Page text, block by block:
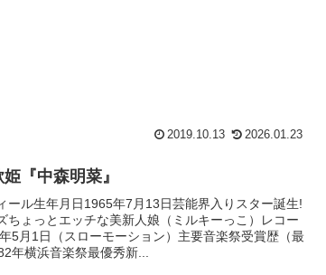
2019.10.13 2026.01.23
『中森明菜』
ール生年月日1965年7月13日芸能界入りスター誕生!
ちょっとエッチな美新人娘（ミルキーっこ）レコー
5月1日（スローモーション）主要音楽祭受賞歴（最
年横浜音楽祭最優秀新...